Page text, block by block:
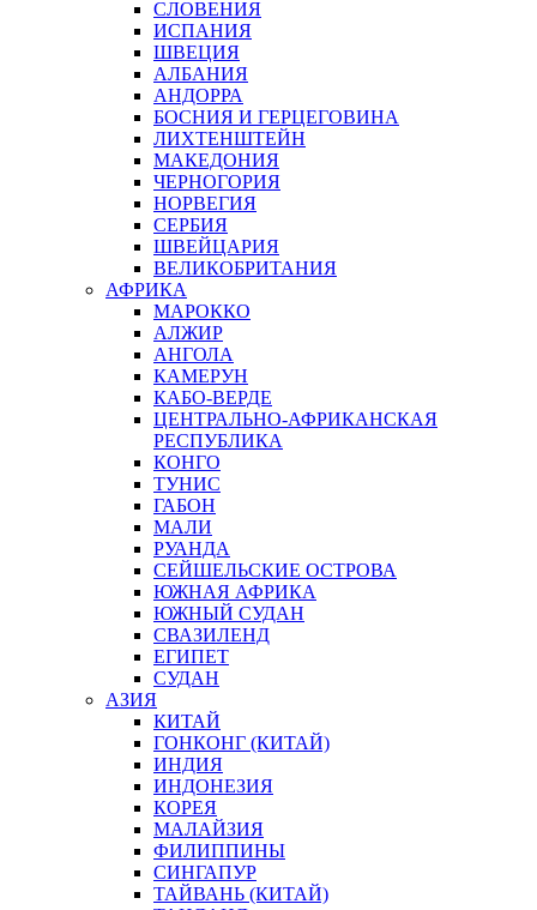
СЛОВЕНИЯ
ИСПАНИЯ
ШВЕЦИЯ
АЛБАНИЯ
АНДОРРА
БОСНИЯ И ГЕРЦЕГОВИНА
ЛИХТЕНШТЕЙН
МАКЕДОНИЯ
ЧЕРНОГОРИЯ
НОРВЕГИЯ
СЕРБИЯ
ШВЕЙЦАРИЯ
ВЕЛИКОБРИТАНИЯ
АФРИКА
МАРОККО
АЛЖИР
АНГОЛА
КАМЕРУН
КАБО-ВЕРДЕ
ЦЕНТРАЛЬНО-АФРИКАНСКАЯ
РЕСПУБЛИКА
КОНГО
ТУНИС
ГАБОН
МАЛИ
РУАНДА
СЕЙШЕЛЬСКИЕ ОСТРОВА
ЮЖНАЯ АФРИКА
ЮЖНЫЙ СУДАН
СВАЗИЛЕНД
ЕГИПЕТ
СУДАН
АЗИЯ
КИТАЙ
ГОНКОНГ (КИТАЙ)
ИНДИЯ
ИНДОНЕЗИЯ
КОРЕЯ
МАЛАЙЗИЯ
ФИЛИППИНЫ
СИНГАПУР
ТАЙВАНЬ (КИТАЙ)